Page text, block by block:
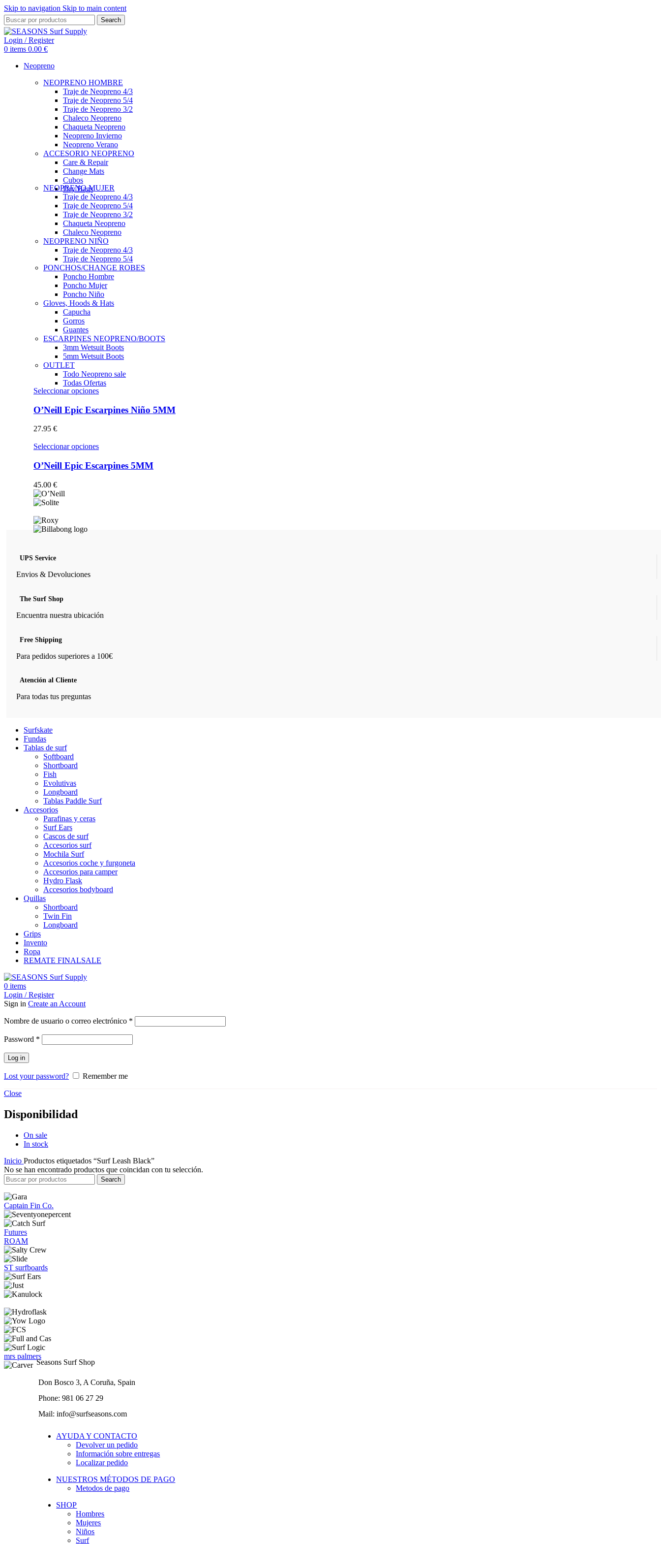
Skip to navigation Skip to main content
Search
Login / Register
0 items 0.00 €
Neopreno
NEOPRENO HOMBRE
Traje de Neopreno 4/3
Traje de Neopreno 5/4
Traje de Neopreno 3/2
Chaleco Neopreno
Chaqueta Neopreno
Neopreno Invierno
Neopreno Verano
ACCESORIO NEOPRENO
Care & Repair
Change Mats
Cubos
Dry Bags
NEOPRENO MUJER
Traje de Neopreno 4/3
Traje de Neopreno 5/4
Traje de Neopreno 3/2
Chaqueta Neopreno
Chaleco Neopreno
NEOPRENO NIÑO
Traje de Neopreno 4/3
Traje de Neopreno 5/4
PONCHOS/CHANGE ROBES
Poncho Hombre
Poncho Mujer
Poncho Niño
Gloves, Hoods & Hats
Capucha
Gorros
Guantes
ESCARPINES NEOPRENO/BOOTS
3mm Wetsuit Boots
5mm Wetsuit Boots
OUTLET
Todo Neopreno sale
Todas Ofertas
Seleccionar opcionesEste
tiene
múltiples
opciones
se
pueden
elegir
O’Neill Epic Escarpines Niño 5MM
27.95 €
Seleccionar opcionesEste
tiene
múltiples
O’Neill Epic Escarpines 5MM
45.00 €
UPS Service
Envios & Devoluciones
The Surf Shop
Encuentra nuestra ubicación
Free Shipping
Para pedidos superiores a 100€
Atención al Cliente
Para todas tus preguntas
Surfskate
Fundas
Tablas de surf
Softboard
Shortboard
Fish
Evolutivas
Longboard
Tablas Paddle Surf
Accesorios
Parafinas y ceras
Surf Ears
Cascos de surf
Accesorios surf
Mochila Surf
Accesorios coche y furgoneta
Accesorios para camper
Hydro Flask
Accesorios bodyboard
Quillas
Shortboard
Twin Fin
Longboard
Grips
Invento
Ropa
REMATE FINALSALE
0 items
Login / Register
Sign in Create an Account
Nombre de usuario o correo electrónico *
Password *
Log in
Lost your password? Remember me
Close
Disponibilidad
On sale
In stock
Inicio Productos etiquetados “Surf Leash Black”
No se han encontrado productos que coincidan con tu selección.
Search
Captain Fin Co.
Futures
ROAM
ST surfboards
mrs palmers
Seasons Surf Shop
Don Bosco 3, A Coruña, Spain
Phone: 981 06 27 29
Mail: info@surfseasons.com
AYUDA Y CONTACTO
Devolver un pedido
Información sobre entregas
Localizar pedido
NUESTROS MÉTODOS DE PAGO
Metodos de pago
SHOP
Hombres
Mujeres
Niños
Surf